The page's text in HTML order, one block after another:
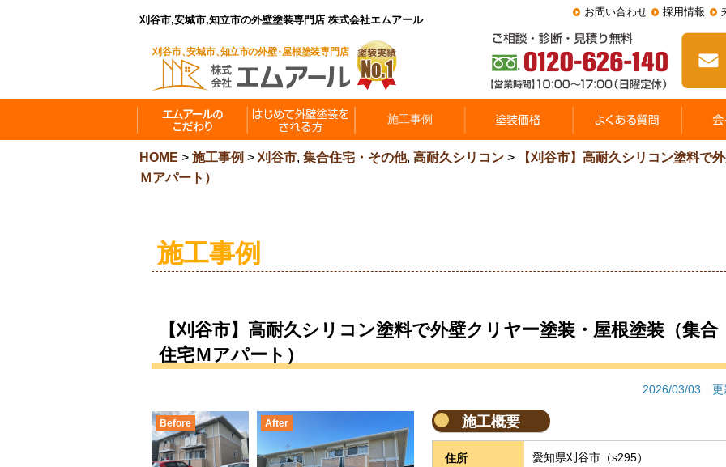
刈谷市,安城市,知立市の外壁塗装専門店 株式会社エムアール
お問い合わせ 採用情報
HOME > 施工事例 > 刈谷市, 集合住宅・その他, 高耐久シリコン >
【刈谷市】高耐久シリコン塗料で
Ｍアパート）
施工事例
【刈谷市】高耐久シリコン塗料で外壁クリヤー塗装・屋根塗装（集合
住宅Ｍアパート）
2026/03/03 更
Before After 施工概要
住所 愛知県刈谷市（s295）